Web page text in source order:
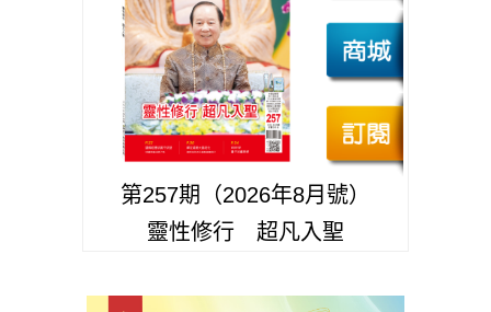
第257期（2026年8月號）
靈性修行 超凡入聖